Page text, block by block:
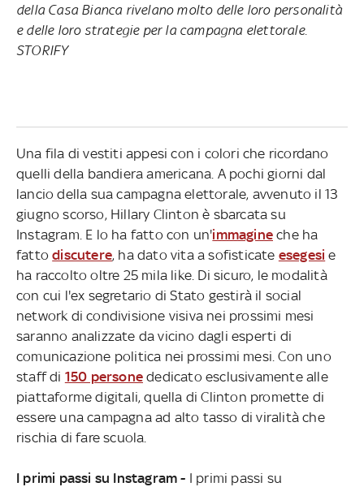
della Casa Bianca rivelano molto delle loro personalità
e delle loro strategie per la campagna elettorale.
STORIFY
Una fila di vestiti appesi con i colori che ricordano
quelli della bandiera americana. A pochi giorni dal
lancio della sua campagna elettorale, avvenuto il 13
giugno scorso, Hillary Clinton è sbarcata su
Instagram. E lo ha fatto con un'immagine che ha
fattodiscutere, ha dato vita a sofisticate esegesi e
ha raccolto oltre 25 mila like. Di sicuro, le modalità
con cui l'ex segretario di Stato gestirà il social
network di condivisione visiva nei prossimi mesi
saranno analizzate da vicino dagli esperti di
comunicazione politica nei prossimi mesi. Con uno
staff di 150 persone dedicato esclusivamente alle
piattaforme digitali, quella di Clinton promette di
essere una campagna ad alto tasso di viralità che
rischia di fare scuola.
I primi passi su Instagram - I primi passi su